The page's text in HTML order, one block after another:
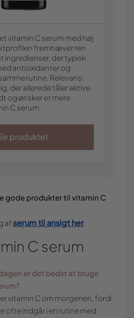
vitamin C serum med høj
fremhæver ren
ingredienser, der typisk
antioxidanter og
rutine. Relevans:
der allerede tåler aktive
og ønsker et mere
C serum.
produktet
gode produkter til vitamin C
afserum til ansigt her
C serum
er det bedst at bruge
vitamin C om morgenen, fordi
ofte indgår i en rutine med